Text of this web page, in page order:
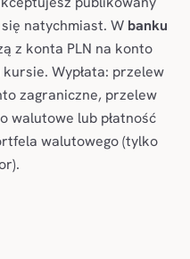
natychmiast. W banku
z konta PLN na konto
Wypłata: przelew
zagraniczne, przelew
walutowe lub płatność
walutowego (tylko